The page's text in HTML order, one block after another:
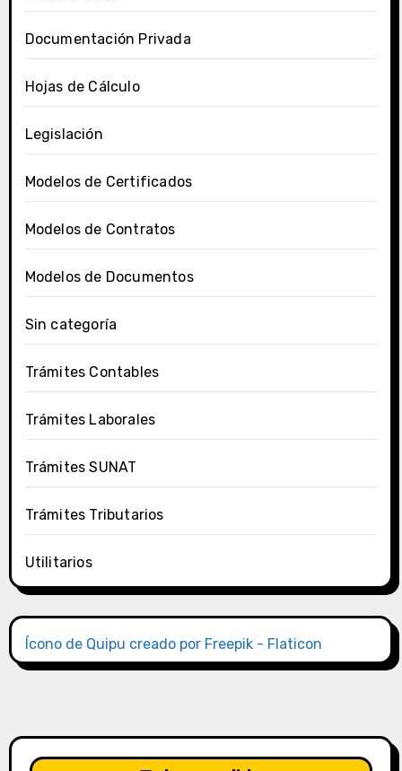
Documentación Privada
Hojas de Cálculo
Legislación
Modelos de Certificados
Modelos de Contratos
Modelos de Documentos
Sin categoría
Trámites Contables
Trámites Laborales
Trámites SUNAT
Trámites Tributarios
Utilitarios
Ícono de Quipu creado por Freepik - Flaticon